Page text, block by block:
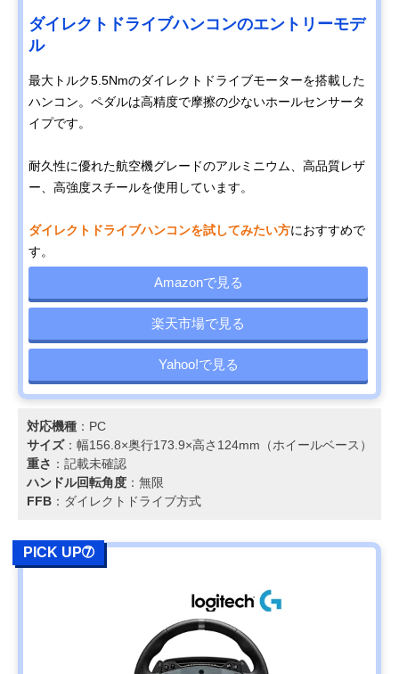
ダイレクトドライブハンコンのエントリーモデ
ル
最大トルク5.5Nmのダイレクトドライブモーターを搭載した
ハンコン。ペダルは高精度で摩擦の少ないホールセンサータ
イプです。
耐久性に優れた航空機グレードのアルミニウム、高品質レザ
ー、高強度スチールを使用しています。
ダイレクトドライブハンコンを試してみたい方におすすめで
す。
Amazonで見る
楽天市場で見る
Yahoo!で見る
対応機種 ：PC
サイズ：幅156.8×奥行173.9×高さ124mm（ホイールベース）
重さ ：記載未確認
ハンドル回転角度 ：無限
FFB ：ダイレクトドライブ方式
PICK UP➆